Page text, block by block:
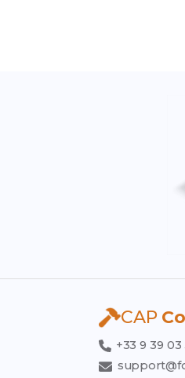
CAP
+33 9 39 03